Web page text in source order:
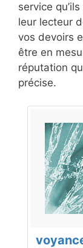
service
leur lecteur
vos devoirs
être en
réputation
précise.